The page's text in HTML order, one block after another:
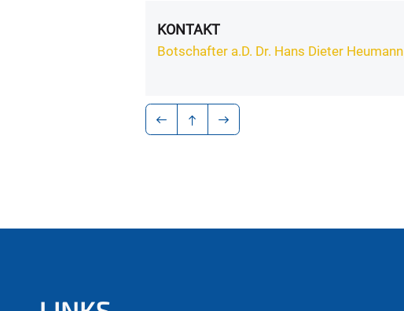
KONTAKT
Botschafter a.D. Dr. Hans Dieter Heumann